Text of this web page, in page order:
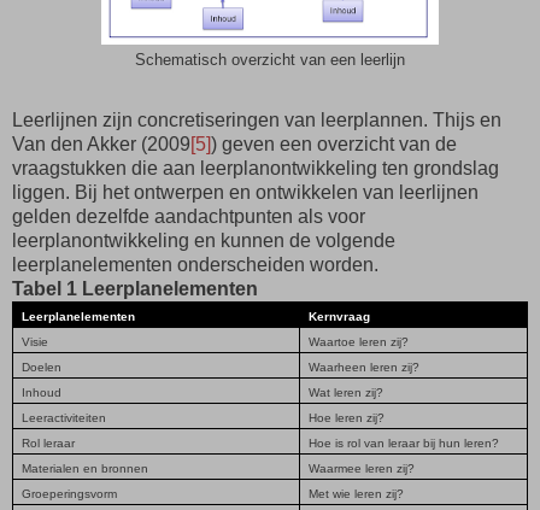
Schematisch overzicht van een leerlijn
Leerlijnen zijn concretiseringen van leerplannen. Thijs en
Van den Akker (2009[5]) geven een overzicht van de
vraagstukken die aan leerplanontwikkeling ten grondslag
liggen. Bij het ontwerpen en ontwikkelen van leerlijnen
gelden dezelfde aandachtpunten als voor
leerplanontwikkeling en kunnen de volgende
leerplanelementen onderscheiden worden.
Tabel 1 Leerplanelementen
Leerplanelementen
Kernvraag
Visie
Waartoe leren zij?
Doelen
Waarheen leren zij?
Inhoud
Wat leren zij?
Leeractiviteiten
Hoe leren zij?
Rol leraar
Hoe is rol van leraar bij hun leren?
Materialen en bronnen
Waarmee leren zij?
Groeperingsvorm
Met wie leren zij?